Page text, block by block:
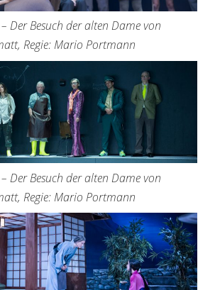
Der Besuch der alten Dame von
Regie: Mario Portmann
Der Besuch der alten Dame von
Regie: Mario Portmann